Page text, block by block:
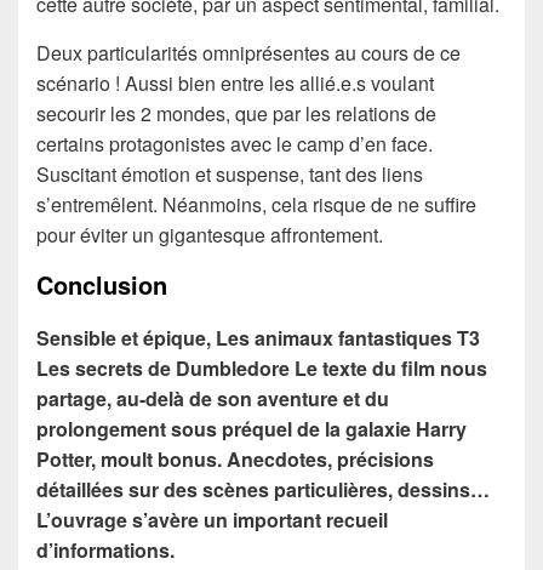
Deux particularités omniprésentes au cours de ce
scénario ! Aussi bien entre les allié.e.s voulant
secourir les 2 mondes, que par les relations de
certains protagonistes avec le camp d’en face.
Suscitant émotion et suspense, tant des liens
s’entremêlent. Néanmoins, cela risque de ne suffire
pour éviter un gigantesque affrontement.
Conclusion
Sensible et épique, Les animaux fantastiques T3
Les secrets de Dumbledore Le texte du film nous
partage, au-delà de son aventure et du
prolongement sous préquel de la galaxie Harry
Potter, moult bonus. Anecdotes, précisions
détaillées sur des scènes particulières, dessins…
L’ouvrage s’avère un important recueil
d’informations.